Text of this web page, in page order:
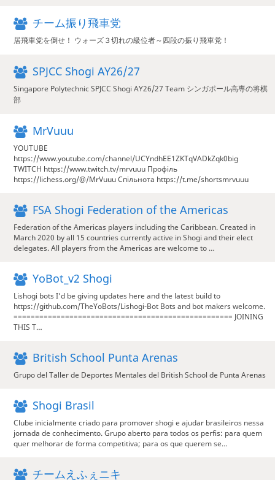
チーム振り飛車党
居飛車党を倒せ！ ウォーズ３切れの級位者～四段の振り飛車党！
SPJCC Shogi AY26/27
Singapore Polytechnic SPJCC Shogi AY26/27 Team シンガポール高専の将棋
部
MrVuuu
YOUTUBE
https://www.youtube.com/channel/UCYndhEE1ZKTqVADkZqk0big
TWITCH https://www.twitch.tv/mrvuuu Профіль
https://lichess.org/@/MrVuuu Спільнота https://t.me/shortsmrvuuu
FSA Shogi Federation of the Americas
Federation of the Americas players including the Caribbean. Created in
March 2020 by all 15 countries currently active in Shogi and their elect
delegates. All players from the Americas are welcome to …
YoBot_v2 Shogi
Lishogi bots I’d be giving updates here and the latest build to
https://github.com/TheYoBots/Lishogi-Bot Bots and bot makers welcome.
=================================================== JOINING
THIS T…
British School Punta Arenas
Grupo del Taller de Deportes Mentales del British School de Punta Arenas
Shogi Brasil
Clube inicialmente criado para promover shogi e ajudar brasileiros nessa
jornada de conhecimento. Grupo aberto para todos os perfis: para quem
quer melhorar de forma competitiva; para os que querem se…
チームえふぇニキ